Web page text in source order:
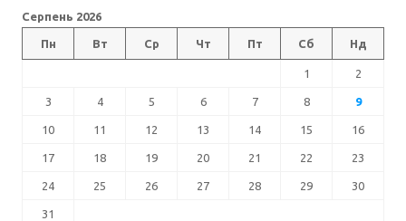
Серпень 2026
Пн Вт Ср Чт Пт Сб Нд
1 2
3 4 5 6 7 8 9
10 11 12 13 14 15 16
17 18 19 20 21 22 23
24 25 26 27 28 29 30
31